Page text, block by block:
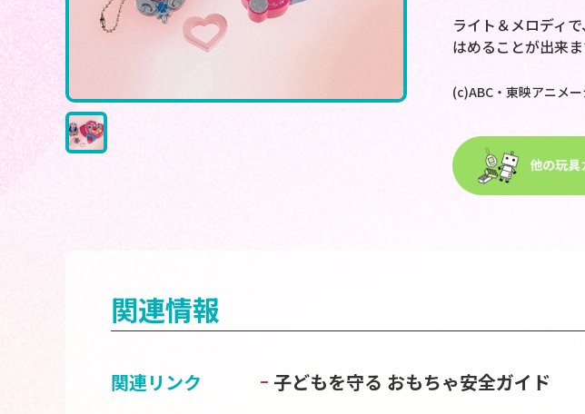
ライト＆メロディ
はめることが出来
(c)ABC・東映アニメ
関連情報
関連リンク 子どもを守る おもちゃ安全ガイド